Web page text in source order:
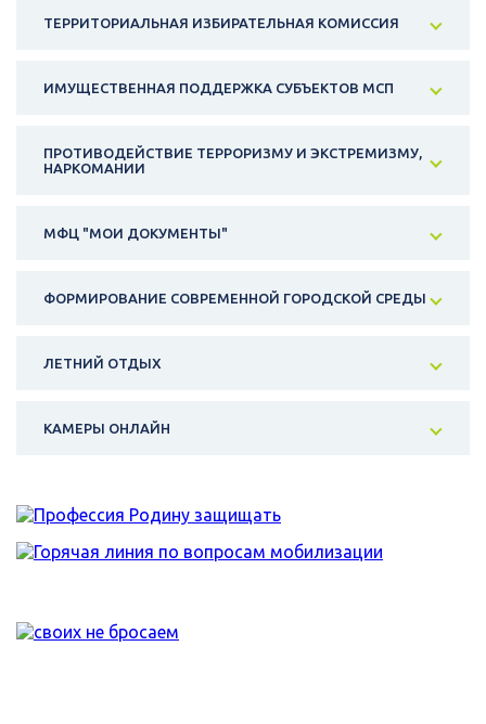
ТЕРРИТОРИАЛЬНАЯ ИЗБИРАТЕЛЬНАЯ КОМИССИЯ
ИМУЩЕСТВЕННАЯ ПОДДЕРЖКА СУБЪЕКТОВ МСП
ПРОТИВОДЕЙСТВИЕ ТЕРРОРИЗМУ И ЭКСТРЕМИЗМУ,
НАРКОМАНИИ
МФЦ "МОИ ДОКУМЕНТЫ"
ФОРМИРОВАНИЕ СОВРЕМЕННОЙ ГОРОДСКОЙ СРЕДЫ
ЛЕТНИЙ ОТДЫХ
КАМЕРЫ ОНЛАЙН